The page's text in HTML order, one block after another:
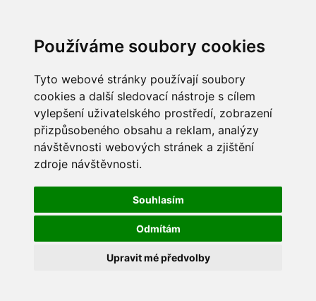
Používáme soubory cookies
Tyto webové stránky používají soubory
cookies a další sledovací nástroje s cílem
vylepšení uživatelského prostředí, zobrazení
přizpůsobeného obsahu a reklam, analýzy
návštěvnosti webových stránek a zjištění
zdroje návštěvnosti.
Souhlasím
Odmítám
Upravit mé předvolby